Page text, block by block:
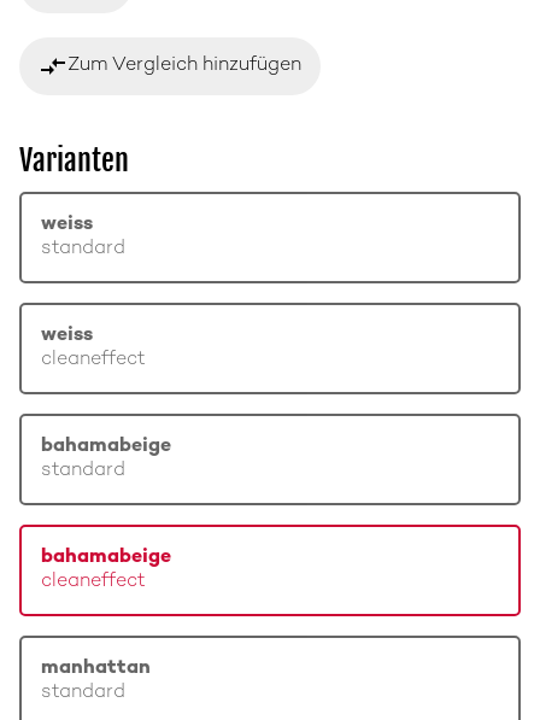
compare_arrowsZum Vergleich hinzufügen
Varianten
weiss
standard
weiss
cleaneffect
bahamabeige
standard
bahamabeige
cleaneffect
manhattan
standard